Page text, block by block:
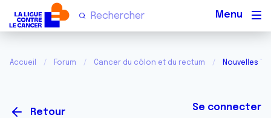
Accueil Forum Cancer du côlon et du rectum Nouvelles
Retour Se connecter